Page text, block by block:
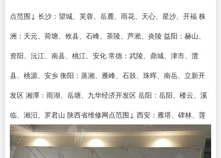
点范围↓ 长沙：望城、芙蓉、岳麓、雨花、天心、星沙、开福 株
洲：天元、荷塘、攸县、石峰、茶陵、芦淞、炎陵 益阳：赫山、
资阳、沅江、南县、桃江、安化 常德：武陵、鼎城、津市、澧
县、桃源、安乡 衡阳：蒸湘、雁峰、石鼓、珠晖、南岳、立新开
发区 湘潭：雨湖、岳塘、九华经济开发区 岳阳：岳阳、楼云、溪
临、湘汨、罗君山 陕西省维修网点范围↓ 西安：雁塔、碑林、莲